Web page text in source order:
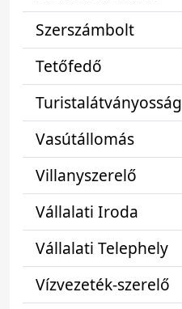
Szerszámbolt
Tetőfedő
Turistalátványosság
Vasútállomás
Villanyszerelő
Vállalati Iroda
Vállalati Telephely
Vízvezeték-szerelő